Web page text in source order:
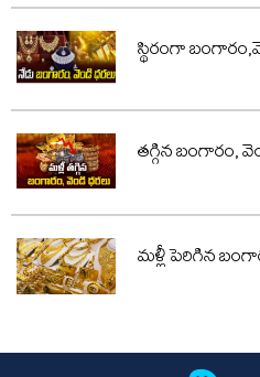
స్థిరంగా
తగ్గిన బంగారం,
మళ్లీ పెరిగిన